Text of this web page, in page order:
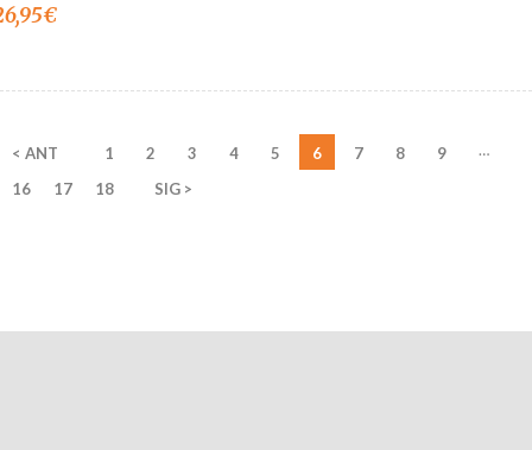
€
< ANT 1 2 3 4 5 6 7 8 9 …
16 17 18 SIG >